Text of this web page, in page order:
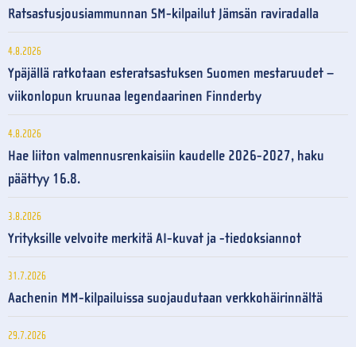
Ratsastusjousiammunnan SM-kilpailut Jämsän raviradalla
4.8.2026
Ypäjällä ratkotaan esteratsastuksen Suomen mestaruudet –
viikonlopun kruunaa legendaarinen Finnderby
4.8.2026
Hae liiton valmennusrenkaisiin kaudelle 2026-2027, haku
päättyy 16.8.
3.8.2026
Yrityksille velvoite merkitä AI-kuvat ja -tiedoksiannot
31.7.2026
Aachenin MM-kilpailuissa suojaudutaan verkkohäirinnältä
29.7.2026